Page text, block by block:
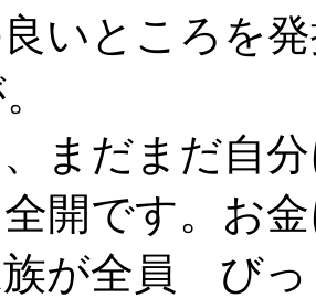
いところを
まだまだ自
開です。お
が全員 びっ